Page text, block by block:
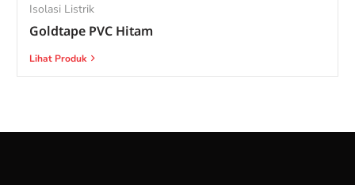
Isolasi Listrik
Goldtape PVC Hitam
Lihat Produk